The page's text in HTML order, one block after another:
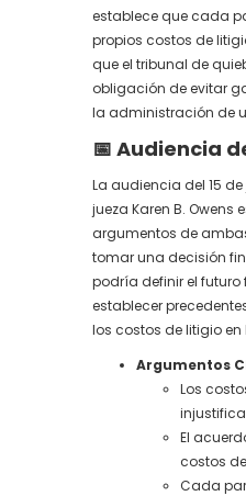
establece que cada
propios costos de
que el tribunal de
obligación de evitar
la administración de
📅 Audiencia
La audiencia del 15
jueza Karen B. Owens
argumentos de
tomar una decisión
podría definir el futuro
establecer
los costos de litigio
Argumentos
Los
El
costos
Cada